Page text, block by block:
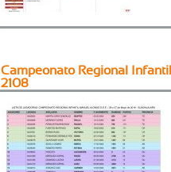
Campeonato Regional
2108